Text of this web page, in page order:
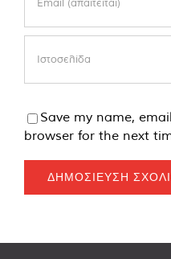
Save my name,
browser for the next